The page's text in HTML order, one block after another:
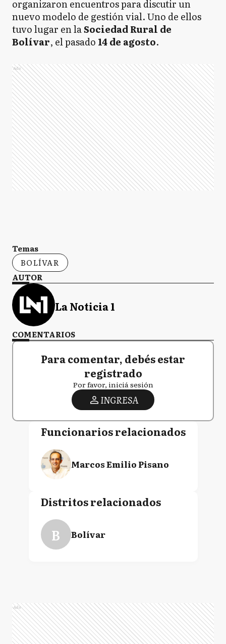
organizaron encuentros para discutir un
nuevo modelo de gestión vial. Uno de ellos
tuvo lugar en laSociedad Rural de
Bolívar, el pasado 14 de agosto.
Ads
Temas
BOLÍVAR
AUTOR
La Noticia 1
COMENTARIOS
Para comentar, debés estar
registrado
Por favor, iniciá sesión
INGRESA
Funcionarios relacionados
Marcos Emilio Pisano
Distritos relacionados
B Bolívar
Ads